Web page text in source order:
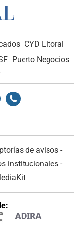
CYD Litoral
Puerto Negocios
de avisos -
institucionales-